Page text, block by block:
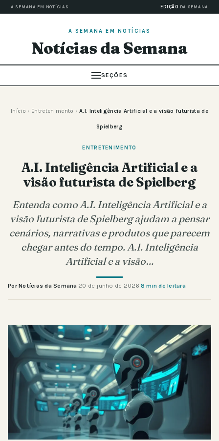
A SEMANA EM NOTÍCIAS EDIÇÃO DA SEMANA
A SEMANA EM NOTÍCIAS
Notícias da Semana
SEÇÕES
Início › Entretenimento › A.I. Inteligência Artificial e a visão futurista de
Spielberg
ENTRETENIMENTO
A.I. Inteligência Artificial e a
visão futurista de Spielberg
Entenda como A.I. Inteligência Artificial e a
visão futurista de Spielberg ajudam a pensar
cenários, narrativas e produtos que parecem
chegar antes do tempo. A.I. Inteligência
Artificial e a visão…
Por Notícias da Semana·20 de junho de 2026·8 min de leitura